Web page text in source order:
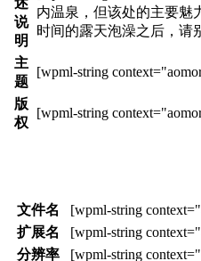
说
明
内温泉，但该处的主要魅
时间的露天泡澡之后，请
主
题
版
权
文件名
扩展名
分辨率